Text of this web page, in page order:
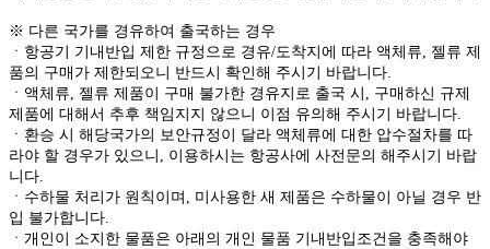
※ 다른 국가를 경유하여 출국하는 경우
ㆍ항공기 기내반입 제한 규정으로 경유/도착지에 따라 액체류, 젤류 제
품의 구매가 제한되오니 반드시 확인해 주시기 바랍니다.
ㆍ액체류, 젤류 제품이 구매 불가한 경유지로 출국 시, 구매하신 규제
제품에 대해서 추후 책임지지 않으니 이점 유의해 주시기 바랍니다.
ㆍ환승 시 해당국가의 보안규정이 달라 액체류에 대한 압수절차를 따
라야 할 경우가 있으니, 이용하시는 항공사에 사전문의 해주시기 바랍
니다.
ㆍ수하물 처리가 원칙이며, 미사용한 새 제품은 수하물이 아닐 경우 반
입 불가합니다.
ㆍ개인이 소지한 물품은 아래의 개인 물품 기내반입조건을 충족해야